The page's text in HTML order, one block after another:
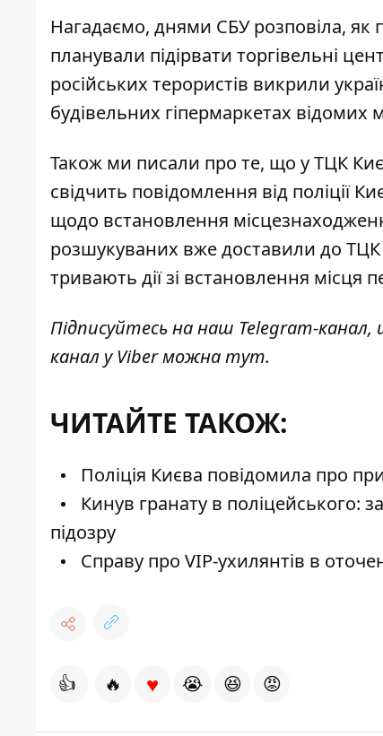
Нагадаємо, днями СБУ розповіла, як
планували підірвати торгівельні
російських терористів викрили
будівельних гіпермаркетах
Також ми писали про те, що уТЦК
свідчить повідомлення від поліції
щодо встановлення
розшукуваних вже доставили до
тривають дії зі встановлення місця
Підписуйтесь на наш Telegram-канал,
канал у Viber можнатут.
ЧИТАЙТЕ ТАКОЖ:
Поліція Києва повідомила про
Кинув гранату в поліцейського:
підозру
Справу про VIP-ухилянтів в
👍 🔥 ♥ 😭 😆 😡